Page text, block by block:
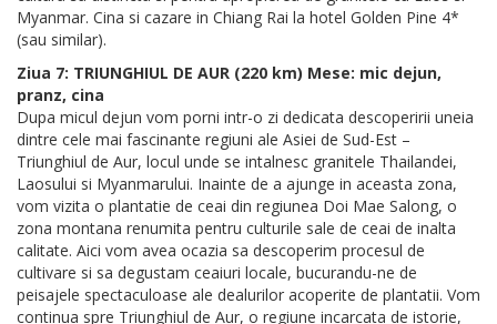
Myanmar. Cina si cazare in Chiang Rai la hotel Golden Pine 4*
(sau similar).
Ziua 7: TRIUNGHIUL DE AUR (220 km) Mese: mic dejun,
pranz, cina
Dupa micul dejun vom porni intr-o zi dedicata descoperirii uneia
dintre cele mai fascinante regiuni ale Asiei de Sud-Est –
Triunghiul de Aur, locul unde se intalnesc granitele Thailandei,
Laosului si Myanmarului. Inainte de a ajunge in aceasta zona,
vom vizita o plantatie de ceai din regiunea Doi Mae Salong, o
zona montana renumita pentru culturile sale de ceai de inalta
calitate. Aici vom avea ocazia sa descoperim procesul de
cultivare si sa degustam ceaiuri locale, bucurandu-ne de
peisajele spectaculoase ale dealurilor acoperite de plantatii. Vom
continua spre Triunghiul de Aur, o regiune incarcata de istorie,